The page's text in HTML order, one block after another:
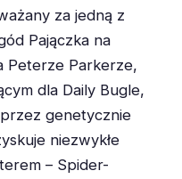
za jedną z
Pajączka na
Peterze Parkerze,
dla Daily Bugle,
genetycznie
niezwykłe
– Spider-